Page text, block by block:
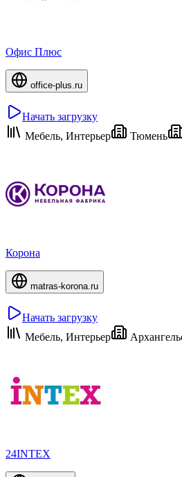
Офис Плюс
office-plus.ru
Начать загрузку
Мебель, Интерьер
Тюмень
Корона
matras-korona.ru
Начать загрузку
Мебель, Интерьер
24INTEX